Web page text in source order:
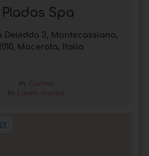
Plados Spa
Deledda 3, Montecassiano,
Macerata, Italia
In: Cucina
In:
Lavelli cucina